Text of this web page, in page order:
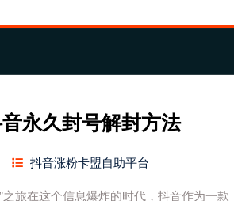
永久封号解封方法
抖音涨粉卡盟自助平台
旅在这个信息爆炸的时代，抖音作为一款